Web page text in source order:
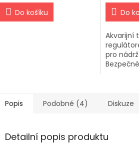
Do košíku Do
Akvarijní
pro
zacházení.
Popis Podobné (4) Diskuze
Detailní popis produktu